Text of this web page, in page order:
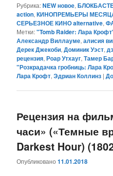
Рубрика:NEW новое,
action,КИНОПРЕМЬЕРЫ МЕСЯЦА
СЕРЬЕЗНОЕ КИНО alternative,
Метки:"Tomb Raider: Лара
Александр Виллауме,алисия
Дерек Джекоби,Доминик Уэст,
рецензия,Роар Утхауг,Тамер
"Розкрадачка гробниць: Лара
Лара Крофт,Эдриан Коллинз |
Рецензия на
часи» («Темные
Darkest Hour)
Опубликовано11.01.2018